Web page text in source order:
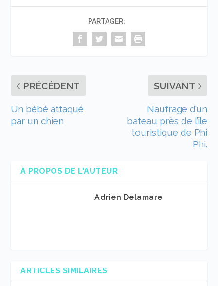
PARTAGER:
PRÉCÉDENT
Un bébé attaqué
par un chien
SUIVANT
Naufrage d’un
bateau près de l’île
touristique de Phi
Phi.
A PROPOS DE L'AUTEUR
Adrien Delamare
ARTICLES SIMILAIRES